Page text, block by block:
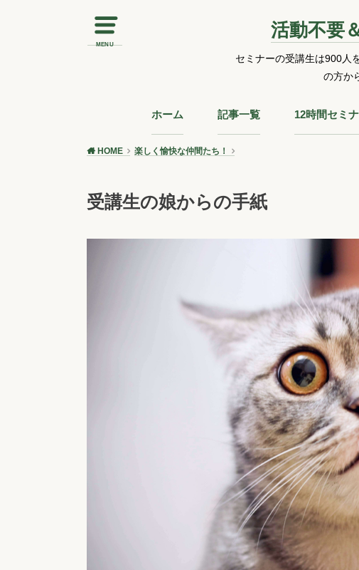
MENU
活動不要
セミナーの受講生は900人
の方か
ホーム 記事一覧 12時間セミ
HOME 楽しく愉快な仲間たち！
受講生の娘からの手紙